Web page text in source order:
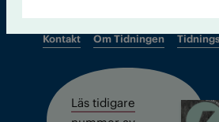
Kontakt Om Tidningen
Läs tidigare